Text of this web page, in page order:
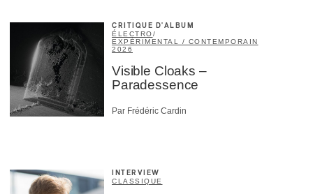
CRITIQUE D'ALBUM
ÉLECTRO/
EXPÉRIMENTAL / CONTEMPORAIN
2026
Visible Cloaks –
Paradessence
Par Frédéric Cardin
INTERVIEW
CLASSIQUE